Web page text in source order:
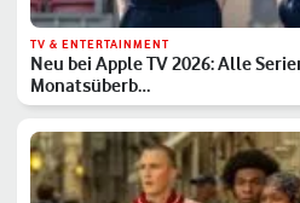
TV & ENTERTAINMENT
Neu bei Apple TV 2026: Alle
Monatsüberb…